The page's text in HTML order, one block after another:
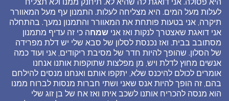
לעלות מעל המים. היא מצליחה לעלות. התמנון עף מעל המאוורר
תיקרה, אני בטעות פותחת את המאוורר והתמנון נמעך. בהתחלה
אני דואגת שאצטרך לנקות ואז אני שמחה כי זה עדיף מתמנון
מסתובב בבית. ואז נכנסת לסלון של סבא שלי יש דלת מפרידה
של הסלון. שהופך להיות חדר של מסיבת ריקודים, אני ועוד כמה
אנשים מחוץ לדלת ויש, מן מפלצות שתוקפות אותנו אנחנו
אומרים לכולם להיכנס שלא, יתקפו אותם ואנחנו מנסים להילחם
בהם, זה הופך להיות אנס שאני ושתי חברות מנסות לברוח ממנו
הוא מנסה להכריח אותנו לשכב איתו ואז אח של בן זוג שלי